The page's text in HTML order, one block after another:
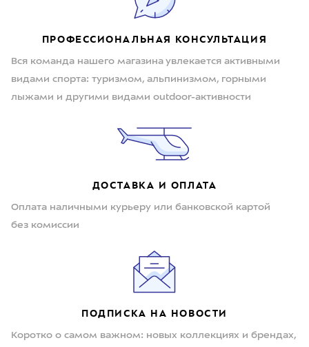
ПРОФЕССИОНАЛЬНАЯ КОНСУЛЬТАЦИЯ
Вся команда нашего магазина увлекается активными
видами спорта: туризмом, альпинизмом, горными
лыжами и другими видами outdoor-активности
ДОСТАВКА И ОПЛАТА
Оплата наличными курьеру или банковской картой
без комиссии
ПОДПИСКА НА НОВОСТИ
Коротко о самом важном: новых коллекциях и брендах,